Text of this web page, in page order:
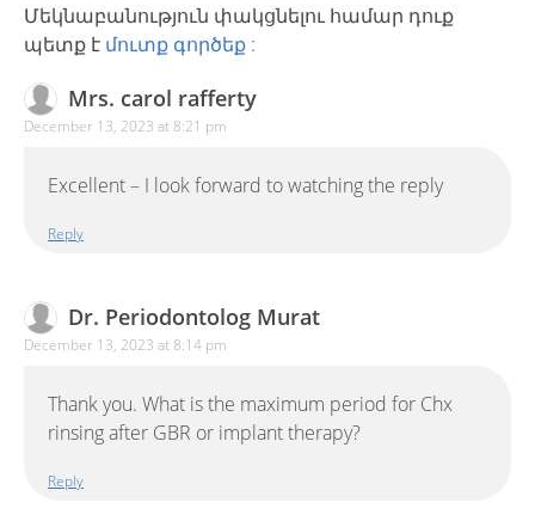
Մեկնաբանություն փակցնելու համար դուք
պետք է մուտք գործեք :
Mrs. carol rafferty
December 13, 2023 at 8:21 pm
Excellent – I look forward to watching the reply
Reply
Dr. Periodontolog Murat
December 13, 2023 at 8:14 pm
Thank you. What is the maximum period for Chx
rinsing after GBR or implant therapy?
Reply